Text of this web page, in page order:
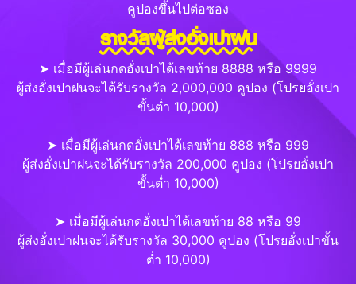
คูปองขึ้นไปต่อซอง
รางวัลผู้ส่งอั่งเปาฝน
➤ เมื่อมีผู้เล่นกดอั่งเปาได้เลขท้าย 8888 หรือ 9999
ผู้ส่งอั่งเปาฝนจะได้รับรางวัล 2,000,000 คูปอง (โปรยอั่งเปา
ขั้นต่ำ 10,000)
➤ เมื่อมีผู้เล่นกดอั่งเปาได้เลขท้าย 888 หรือ 999
ผู้ส่งอั่งเปาฝนจะได้รับรางวัล 200,000 คูปอง (โปรยอั่งเปา
ขั้นต่ำ 10,000)
➤ เมื่อมีผู้เล่นกดอั่งเปาได้เลขท้าย 88 หรือ 99
ผู้ส่งอั่งเปาฝนจะได้รับรางวัล 30,000 คูปอง (โปรยอั่งเปาขั้น
ต่ำ 10,000)